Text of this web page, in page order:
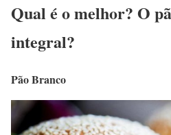
Qual é o melhor? O
integral?
Pão Branco